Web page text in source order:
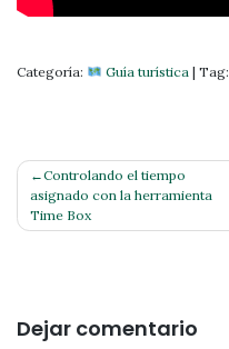
Categoría: Guía turística | Tag:
Navegación
de
entradas
Controlando el tiempo
asignado con la herramienta
Time Box
Dejar comentario